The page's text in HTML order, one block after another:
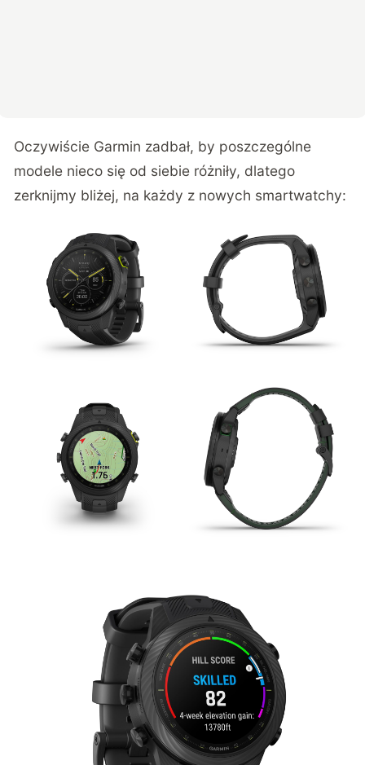
Oczywiście Garmin zadbał, by poszczególne
modele nieco się od siebie różniły, dlatego
zerknijmy bliżej, na każdy z nowych smartwatchy: